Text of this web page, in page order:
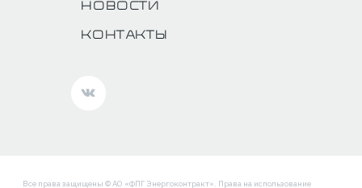
Новости
Контакты
Все права защищены © АО «ФПГ Энергоконтракт». Права на использование